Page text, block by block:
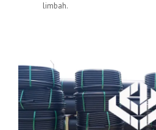
limbah.